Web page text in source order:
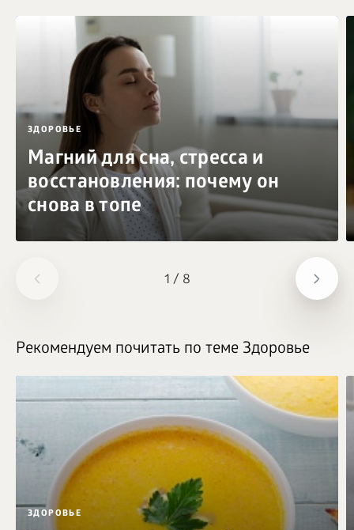
1 / 8
ЗДОРОВЬЕ
Магний для сна, стресса и
восстановления: почему он
снова в топе
Рекомендуем почитать по теме Здоровье
ЗДОРОВЬЕ